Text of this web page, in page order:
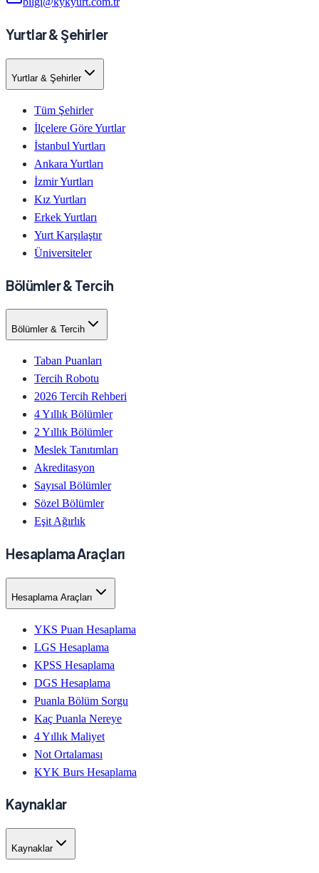
Yurtlar & Şehirler
Yurtlar & Şehirler
Tüm Şehirler
İlçelere Göre Yurtlar
İstanbul Yurtları
Ankara Yurtları
İzmir Yurtları
Kız Yurtları
Erkek Yurtları
Yurt Karşılaştır
Üniversiteler
Bölümler & Tercih
Bölümler & Tercih
Taban Puanları
Tercih Robotu
2026 Tercih Rehberi
4 Yıllık Bölümler
2 Yıllık Bölümler
Meslek Tanıtımları
Akreditasyon
Sayısal Bölümler
Sözel Bölümler
Eşit Ağırlık
Hesaplama Araçları
Hesaplama Araçları
YKS Puan Hesaplama
LGS Hesaplama
KPSS Hesaplama
DGS Hesaplama
Puanla Bölüm Sorgu
Kaç Puanla Nereye
4 Yıllık Maliyet
Not Ortalaması
KYK Burs Hesaplama
Kaynaklar
Kaynaklar